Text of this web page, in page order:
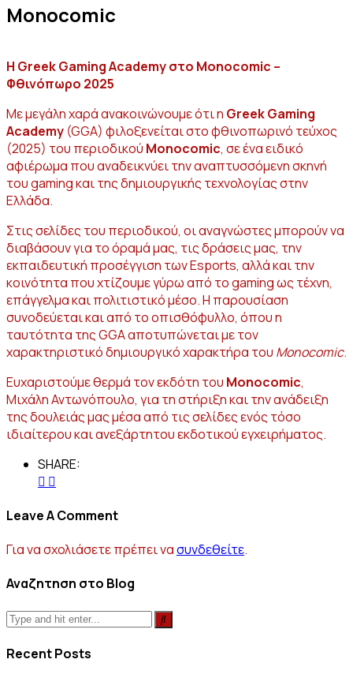
Monocomic
Η Greek Gaming Academyστο Monocomic –
Φθινόπωρο 2025
Με μεγάλη χαρά ανακοινώνουμε ότι η Greek Gaming
Academy (GGA) φιλοξενείται στο φθινοπωρινό τεύχος
(2025) του περιοδικού Monocomic, σε ένα ειδικό
αφιέρωμα που αναδεικνύει την αναπτυσσόμενη σκηνή
του gaming και της δημιουργικής τεχνολογίας στην
Ελλάδα.
Στις σελίδες του περιοδικού, οι αναγνώστες μπορούν να
διαβάσουν για το όραμά μας, τις δράσεις μας, την
εκπαιδευτική προσέγγιση των Esports, αλλά και την
κοινότητα που χτίζουμε γύρω από το gaming ως τέχνη,
επάγγελμα και πολιτιστικό μέσο. Η παρουσίαση
συνοδεύεται και από το οπισθόφυλλο, όπου η
ταυτότητα της GGA αποτυπώνεται με τον
χαρακτηριστικό δημιουργικό χαρακτήρα του Monocomic.
Ευχαριστούμε θερμά τον εκδότη του Monocomic,
Μιχάλη Αντωνόπουλο, για τη στήριξη και την ανάδειξη
της δουλειάς μας μέσα από τις σελίδες ενός τόσο
ιδιαίτερου και ανεξάρτητου εκδοτικού εγχειρήματος.
SHARE:
Leave A Comment
Για να σχολιάσετε πρέπει νασυνδεθείτε.
Αναζητηση στο Blog
Recent Posts